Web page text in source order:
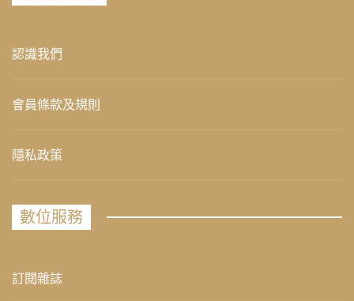
認識我們
會員條款及規則
隱私政策
數位服務
訂閱雜誌